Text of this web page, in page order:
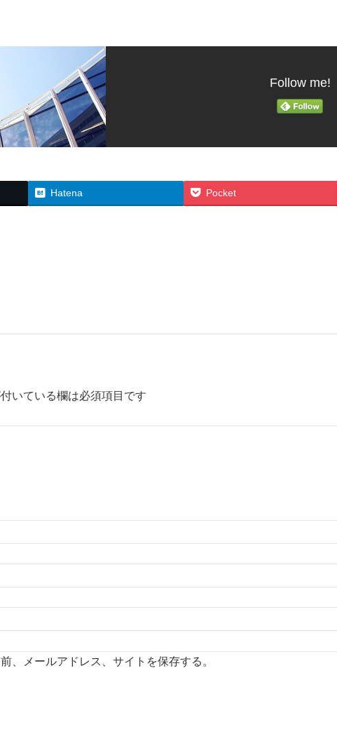
Follow me!
Hatena Pocket
いている欄は必須項目です
、メールアドレス、サイトを保存する。